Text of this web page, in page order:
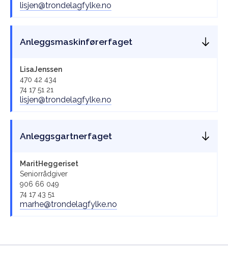
lisjen@trondelagfylke.no
Anleggsmaskinførerfaget
LisaJenssen
470 42 434
74 17 51 21
lisjen@trondelagfylke.no
Anleggsgartnerfaget
MaritHeggeriset
Seniorrådgiver
906 66 049
74 17 43 51
marhe@trondelagfylke.no